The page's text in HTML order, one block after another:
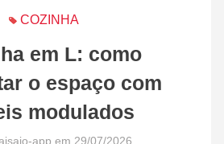
COZINHA
em L: como
o espaço com
modulados
app em 29/07/2026